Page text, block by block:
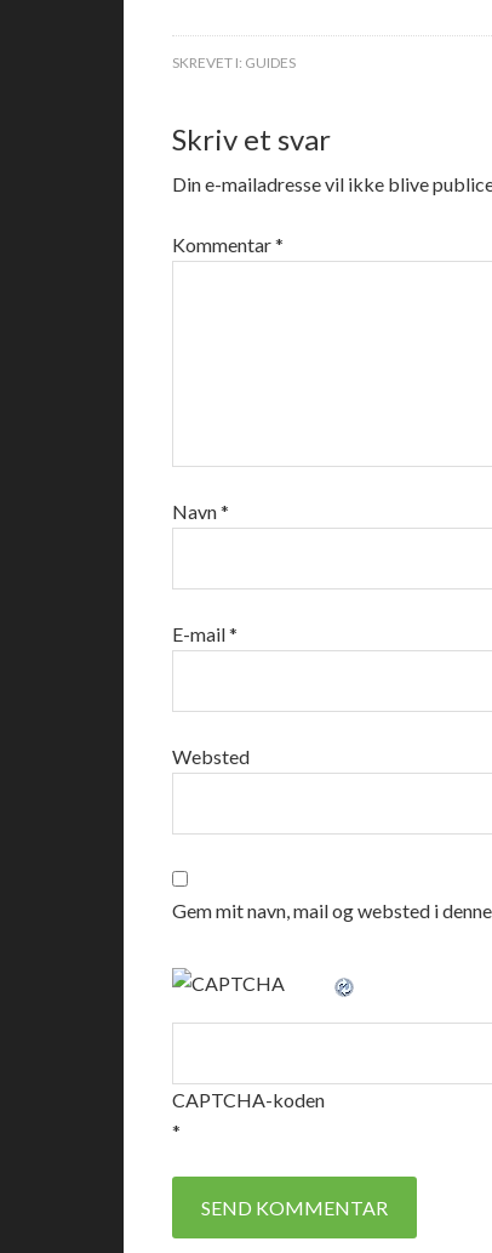
SKREVET I: GUIDES
Skriv et svar
Din e-mailadresse vil ikke blive
Kommentar*
Navn*
E-mail*
Websted
Gem mit navn, mail og websted i
CAPTCHA-koden
*